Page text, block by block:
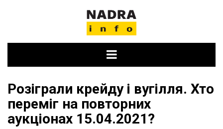
Розіграли крейду і вугілля. Хто
переміг на повторних
аукціонах 15.04.2021?